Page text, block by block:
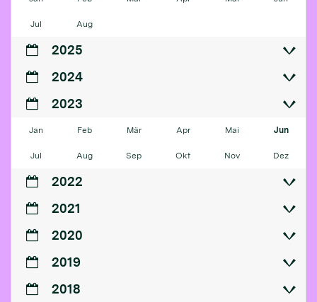
Jul Aug
2025
2024
2023
Jan Feb Mär Apr Mai Jun
Jul Aug Sep Okt Nov Dez
2022
2021
2020
2019
2018